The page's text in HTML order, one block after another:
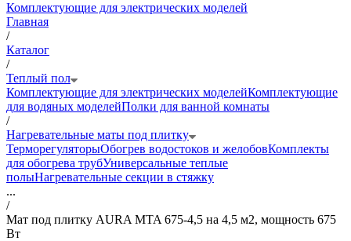
Комплектующие для электрических моделей
Главная
/
Каталог
/
Теплый пол
Комплектующие для электрических моделейКомплектующие
для водяных моделейПолки для ванной комнаты
/
Нагревательные маты под плитку
ТерморегуляторыОбогрев водостоков и желобовКомплекты
для обогрева трубУниверсальные теплые
полыНагревательные секции в стяжку
...
/
Мат под плитку AURA MTA 675-4,5 на 4,5 м2, мощность 675
Вт